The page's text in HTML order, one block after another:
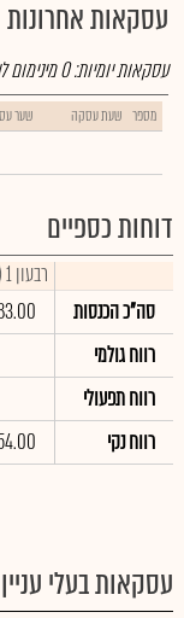
עסקאות אחרונות
עסקאות יומיות:0
מספר שעת עסקה שער
דוחות כספיים
רבעון 1 (2026)
סה"כ הכנסות
רווח גולמי
רווח תפעולי
רווח נקי
עסקאות בעלי עניין